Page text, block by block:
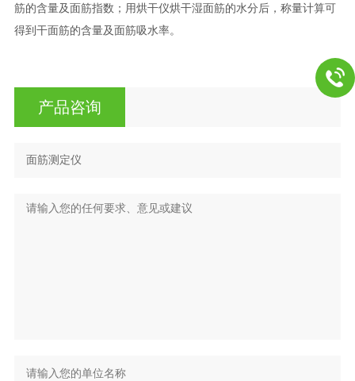
筋的含量及面筋指数；用烘干仪烘干湿面筋的水分后，称量计算可
得到干面筋的含量及面筋吸水率。
产品咨询